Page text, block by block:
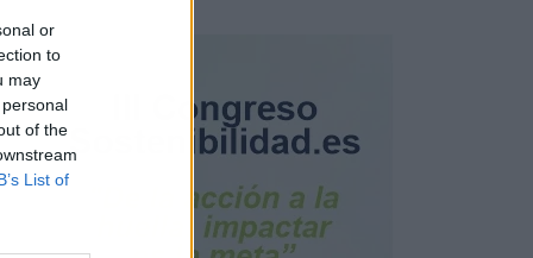
or
to
may
of the
List of